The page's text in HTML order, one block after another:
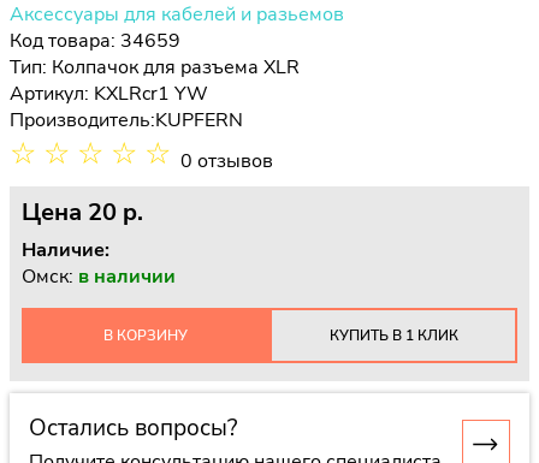
Аксессуары для кабелей и разьемов
Код товара: 34659
Тип: Колпачок для разъема XLR
Артикул: KXLRcr1 YW
Производитель:KUPFERN
☆ ☆ ☆ ☆ ☆ 0 отзывов
Цена 20 p.
Наличие:
Омск: в наличии
В КОРЗИНУ КУПИТЬ В 1 КЛИК
Остались вопросы?